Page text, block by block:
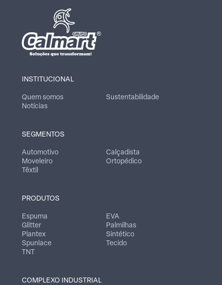
INSTITUCIONAL
Quem somos
Sustentabilidade
Notícias
SEGMENTOS
Automotivo
Calçadista
Moveleiro
Ortopédico
Têxtil
PRODUTOS
Espuma
EVA
Glitter
Palmilhas
Plantex
Sintético
Spunlace
Tecido
TNT
COMPLEXO INDUSTRIAL